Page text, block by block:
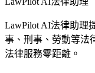
LawPilot AI法律助理
事、刑事、勞動等法
法律服務零距離。